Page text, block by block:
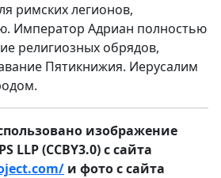
римских легионов,
Император Адриан полностью
религиозных обрядов,
Пятикнижия. Иерусалим
изображение
LLP (CCBY3.0) с сайта
и фото с сайта